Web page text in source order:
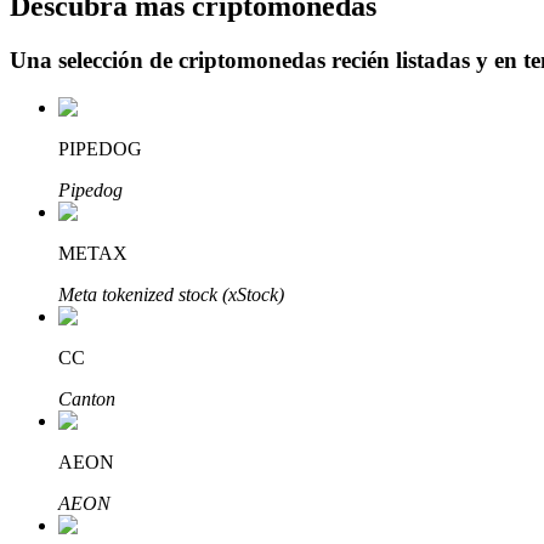
Inversiones exclusivas para titulares de BTR
Préstamos
Servicio de préstamos respaldado por criptomonedas
Descubra más criptomonedas
Una selección de criptomonedas recién listadas y en
PIPEDOG
Pipedog
METAX
Meta tokenized stock (xStock)
CC
Canton
AEON
AEON